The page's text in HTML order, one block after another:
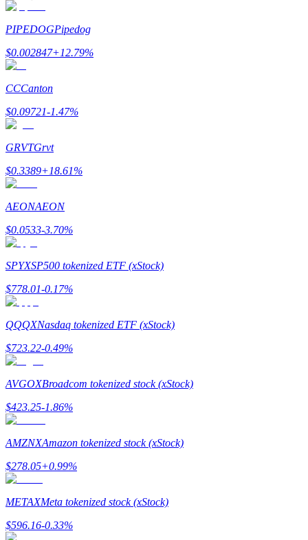
معلومة
مرشد
PIPEDOGPipedog
$0.002847+12.79%
CCCanton
$0.09721-1.47%
GRVTGrvt
$0.3389+18.61%
AEONAEON
$0.0533-3.70%
SPYXSP500 tokenized ETF (xStock)
$778.01-0.17%
QQQXNasdaq tokenized ETF (xStock)
$723.22-0.49%
AVGOXBroadcom tokenized stock (xStock)
$423.25-1.86%
AMZNXAmazon tokenized stock (xStock)
$278.05+0.99%
METAXMeta tokenized stock (xStock)
$596.16-0.33%